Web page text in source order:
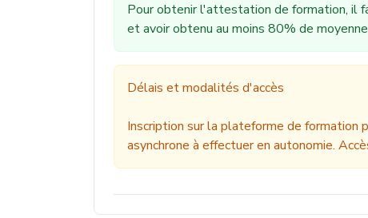
Pour obtenir l'attestation de formation, il
et avoir obtenu au moins 80% de
Délais et modalités d'accès
Inscription sur la plateforme de formation
asynchrone à effectuer en autonomie.